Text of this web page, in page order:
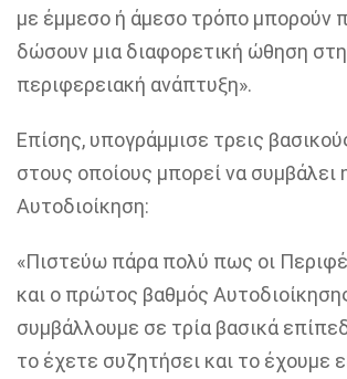
με έμμεσο ή άμεσο τρόπο μπορούν
δώσουν μια διαφορετική ώθηση
περιφερειακή ανάπτυξη».
Επίσης, υπογράμμισε τρεις
στους οποίους μπορεί να συμβάλει
Αυτοδιοίκηση:
«Πιστεύω πάρα πολύ πως οι
και ο πρώτος βαθμός
συμβάλλουμε σε τρία βασικά
το έχετε συζητήσει και το έχουμε